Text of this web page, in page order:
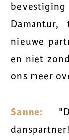
bevestiging
nieuwe
en niet
ons meer
Sanne: